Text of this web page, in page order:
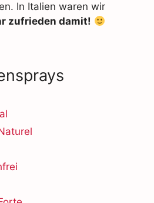
In Italien waren wir
zufrieden damit!